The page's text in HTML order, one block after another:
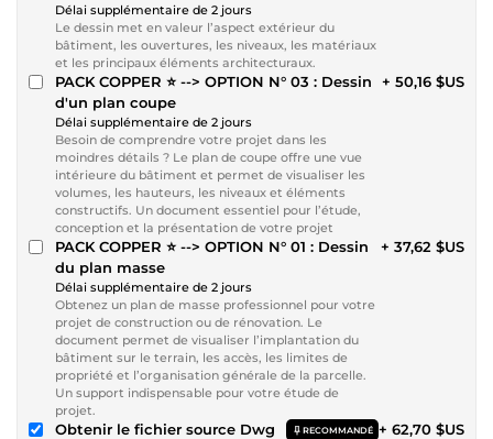
Délai supplémentaire de 2 jours
Le dessin met en valeur l’aspect extérieur du
bâtiment, les ouvertures, les niveaux, les matériaux
et les principaux éléments architecturaux.
PACK COPPER ⭐ --> OPTION N° 03 : Dessin
d'un plan coupe
Délai supplémentaire de 2 jours
Besoin de comprendre votre projet dans les
moindres détails ? Le plan de coupe offre une vue
intérieure du bâtiment et permet de visualiser les
volumes, les hauteurs, les niveaux et éléments
constructifs. Un document essentiel pour l’étude,
conception et la présentation de votre projet
+ 50,16 $US
PACK COPPER ⭐ --> OPTION N° 01 : Dessin
du plan masse
Délai supplémentaire de 2 jours
Obtenez un plan de masse professionnel pour votre
projet de construction ou de rénovation. Le
document permet de visualiser l’implantation du
bâtiment sur le terrain, les accès, les limites de
propriété et l’organisation générale de la parcelle.
Un support indispensable pour votre étude de
projet.
+ 37,62 $US
Obtenir le fichier source Dwg
RECOMMANDÉ + 62,70 $US